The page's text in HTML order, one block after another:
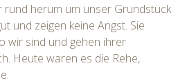
rund herum um unser Grundstück
und zeigen keine Angst. Sie
wir sind und gehen ihrer
Heute waren es die Rehe,